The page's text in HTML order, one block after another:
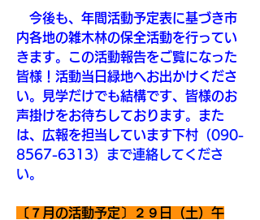
今後も、年間活動予定表に基づき市
内各地の雑木林の保全活動を行ってい
きます。この活動報告をご覧になった
皆様！活動当日緑地へお出かけくださ
い。見学だけでも結構です、皆様のお
声掛けをお待ちしております。また
は、広報を担当しています下村 （090-
8567-6313）まで連絡してくださ
い。
〔７月の活動予定〕２９日（土）午